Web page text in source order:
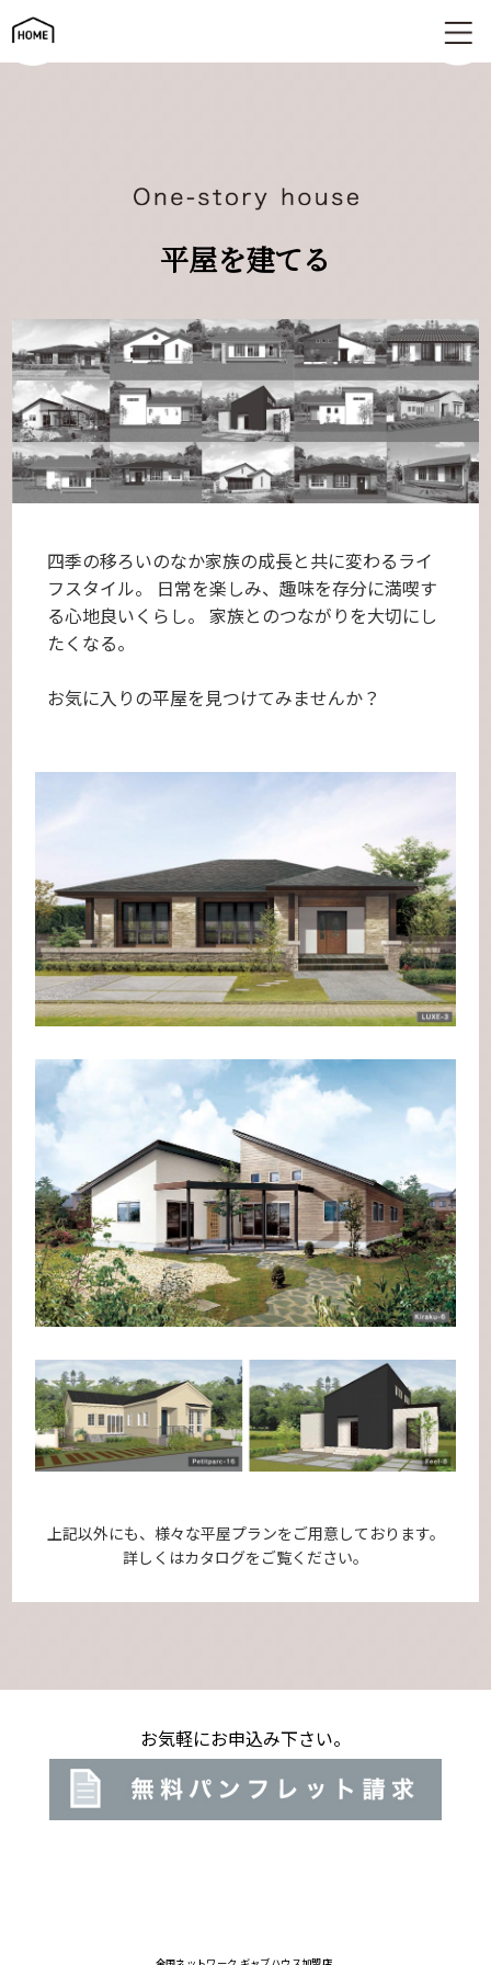
平屋を建てる | One-story house
平屋を建てる
四季の移ろいのなか家族の成長と共に変わるライ
フスタイル。
日常を楽しみ、趣味を存分に満喫す
る心地良いくらし。
家族とのつながりを大切にし
たくなる。
お気に入りの平屋を見つけてみませんか？
上記以外にも、様々な平屋プランをご用意しております。
詳しくはカタログをご覧ください。
お気軽にお申込み下さい。